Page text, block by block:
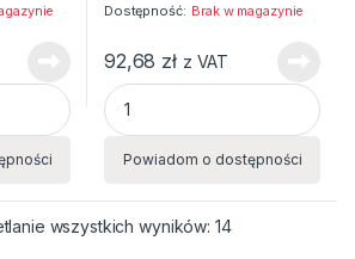
METALOWA 300x240x80mm 93
Dostępność: Brak w magazynie
92,68 zł z VAT
ZESTAW
Powiadom o dostępności
wszystkich wyników: 14